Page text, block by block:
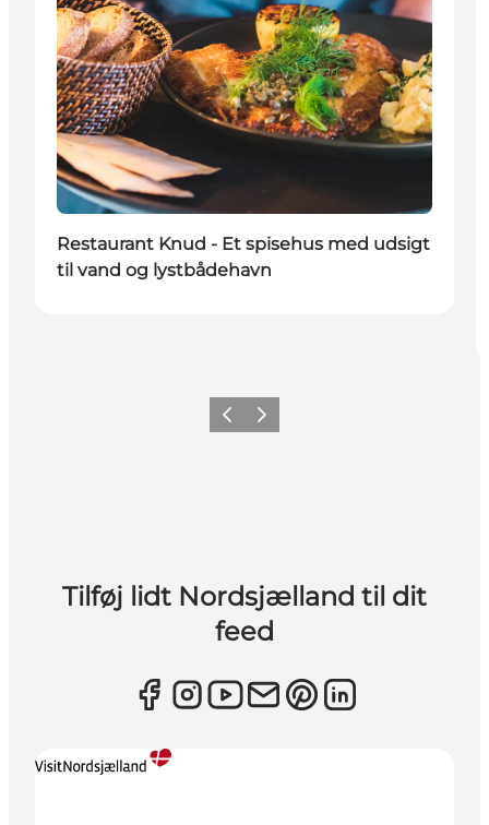
Restaurant Knud - Et spisehus med udsigt
til vand og lystbådehavn
ForrigeNæste
Tilføj lidt Nordsjælland til dit
feed